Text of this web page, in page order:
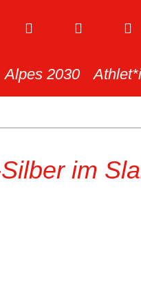
Alpes 2030
im